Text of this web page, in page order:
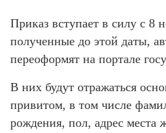
Приказ вступает в силу с 8
полученные до этой даты,
переоформят на портале
В них будут отражаться
привитом, в том числе
рождения, пол, адрес места